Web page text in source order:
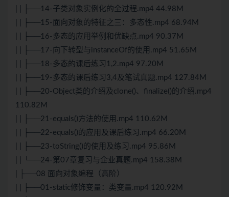
| | ├──14-子类对象实例化的全过程.mp4 44.98M
| | ├──15-面向对象的特征之三：多态性.mp4 68.94M
| | ├──16-多态的应用举例和优缺点.mp4 90.37M
| | ├──17-向下转型与instanceOf的使用.mp4 51.65M
| | ├──18-多态的课后练习1,2.mp4 97.20M
| | ├──19-多态的课后练习3,4及笔试真题.mp4 127.84M
| | ├──20-Object类的介绍及clone()、finalize()的介绍.mp4
110.82M
| | ├──21-equals()方法的使用.mp4 110.62M
| | ├──22-equals()的应用及课后练习.mp4 66.20M
| | ├──23-toString()的使用及练习.mp4 95.86M
| | └──24-第07章复习与企业真题.mp4 158.38M
| ├──08 面向对象编程（高阶）
| | ├──01-static修饰变量：类变量.mp4 120.92M